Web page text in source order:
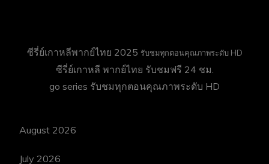
ซีรี่ย์เกาหลีพากย์ไทย 2025 รับชมทุกตอนคุณภาพระดับ HD
ซีรี่ย์เกาหลี พากย์ไทย รับชมฟรี 24 ชม.
go series รับชมทุกตอนคุณภาพระดับ HD
August 2026
July 2026